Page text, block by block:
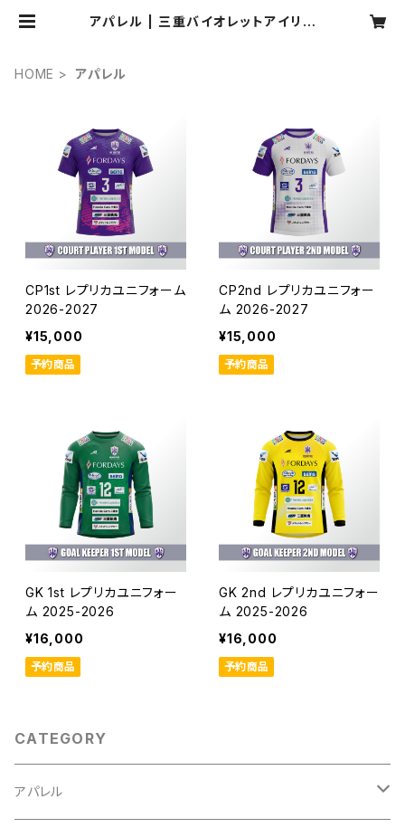
アパレル | 三重バイオレットアイリス
HOME アパレル
CP1st レプリカユニフォーム
2026-2027
¥15,000
予約商品
CP2nd レプリカユニフォー
ム 2026-2027
¥15,000
予約商品
GK 1st レプリカユニフォー
ム 2025-2026
¥16,000
予約商品
GK 2nd レプリカユニフォー
ム 2025-2026
¥16,000
予約商品
CATEGORY
アパレル